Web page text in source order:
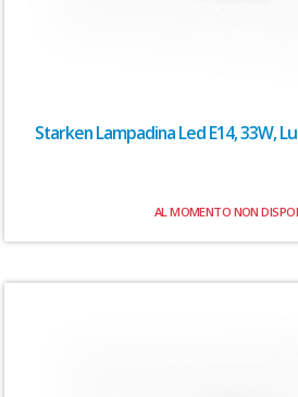
Starken Lampadina Led E14, 33W,
AL MOMENTO NON